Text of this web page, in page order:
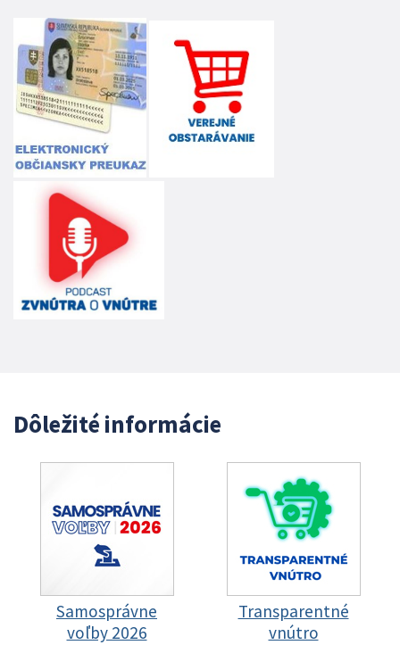
Dôležité informácie
Samosprávne
voľby 2026
Transparentné
vnútro